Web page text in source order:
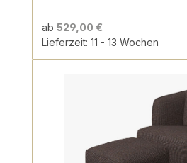
ab 529,00 €
Lieferzeit: 11 - 13 Wochen